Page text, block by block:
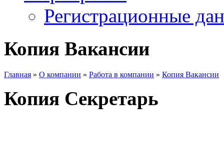
Регистрационные
Копия Вакансии
Главная » О компании » Работа в компании » Копия Вакансии
Копия Секретарь